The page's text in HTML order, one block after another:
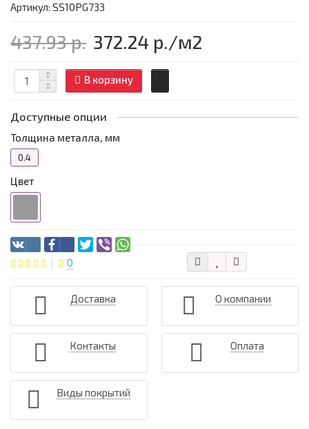
Артикул: SS10PG733
437.93 р. 372.24 р./м2
В корзину
Доступные опции
Толщина металла, мм
0.4
Цвет
0
Доставка О компании
Контакты Оплата
Виды покрытий